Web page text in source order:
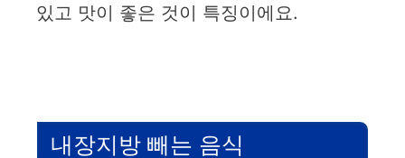
있고 맛이 좋은 것이 특징이에요.
내장지방 빼는 음식